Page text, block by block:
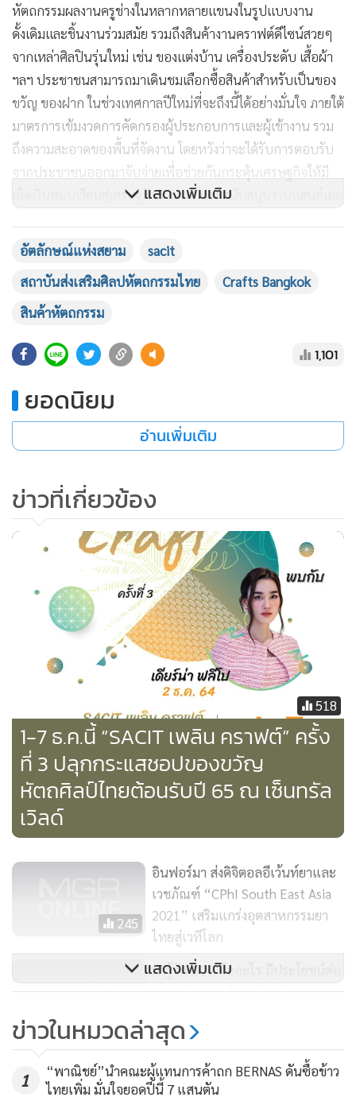
หัตถกรรมผลงานครูช่างในหลากหลายแขนงในรูปแบบงาน
ดั้งเดิมและชิ้นงานร่วมสมัย รวมถึงสินค้างานคราฟต์ดีไซน์สวยๆ
จากเหล่าศิลปินรุ่นใหม่ เช่น ของแต่งบ้าน เครื่องประดับ เสื้อผ้า
ฯลฯ ประชาชนสามารถมาเดินชมเลือกซื้อสินค้าสำหรับเป็นของ
ขวัญ ของฝาก ในช่วงเทศกาลปีใหม่ที่จะถึงนี้ได้อย่างมั่นใจ ภายใต้
มาตรการเข้มงวดการคัดกรองผู้ประกอบการและผู้เข้างาน รวม
ถึงความสะอาดของพื้นที่จัดงาน โดยหวังว่าจะได้รับการตอบรับ
จากประชาชนออกมาจับจ่ายเพื่อช่วยกันกระตุ้นเศรษฐกิจให้มี
เม็ดเงินหมุนเวียนสู่เศรษฐกิจฐานรากและสนับสนุนงานแฮนด์เมด
ไปตามกาลเวลา ทั้งนี้คาดว่าจะสามารถสร้างเม็ดเงินสะพัดกว่า
สำหรับงานแถลงข่าวได้จัดแสดงไฮไลต์เด็ดเป็นน้ำจิ้ม เช่น ภาพ
วาดสีน้ำมันสุดพิเศษ “พระราชพิธีฉลองสิริราชสมบัติ ครบ 60 ปี
ในปี พ.ศ. 2549” จากปลายพู่กันของอาจารย์สมาน คลังจัตุรัส ซึ่ง
แหวนลายผ้าซิ่นครามสกล จากแบรนด์ PORANA (โพรานา),
กำไล เข็มกลัด ดีไซน์เก๋ด้วยเทคนิคโมกุเม, กาเน่สำหรับทำดาบ
ซามูไรของชาวญี่ปุ่นผสานกับงานช่างฝีมือไทย จาก PONK
แสดงเพิ่มเติม
อัตลักษณ์แห่งสยาม
sacit
สถาบันส่งเสริมศิลปหัตถกรรมไทย
Crafts Bangkok
สินค้าหัตถกรรม
1,101
ยอดนิยม
อ่านเพิ่มเติม
ข่าวที่เกี่ยวข้อง
518
1-7 ธ.ค.นี้ “SACIT เพลิน คราฟต์” ครั้ง
ที่ 3 ปลุกกระแสชอปของขวัญ
หัตถศิลป์ไทยต้อนรับปี 65 ณ เซ็นทรัล
เวิลด์
245
อินฟอร์มา ส่งดิจิตอลอีเว้นท์ยาและ
เวชภัณฑ์ “CPhI South East Asia
2021” เสริมแกร่งอุตสาหกรรมยา
ไทยสู่เวทีโลก
มารู้จัก BCG คืออะไร มีประโยชน์ต่อ
เศรษฐกิจอย่างไร พร้อมเปิดแผน
ไอคอนสยามทุ่มงบกว่า 15 ล้านบาท
จัดแคมเปญใหญ่ส่งท้ายปี
แสดงเพิ่มเติม
ข่าวในหมวดล่าสุด
1
“พาณิชย์”นำคณะผู้แทนการค้าถก BERNAS ดันซื้อข้าว
ไทยเพิ่ม มั่นใจยอดปีนี้ 7 แสนตัน